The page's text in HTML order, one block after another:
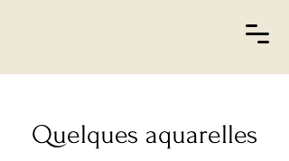
Quelques aquarelles